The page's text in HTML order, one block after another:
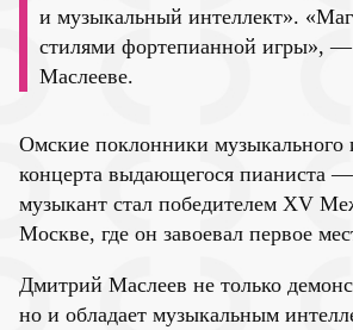
и музыкальный интеллект».
стилями фортепианной игры», —
Маслееве.
Омские поклонники музыкального
концерта выдающегося пианиста
музыкант стал победителем XV
Москве, где он завоевал первое
Дмитрий Маслеев не только
но и обладает музыкальным